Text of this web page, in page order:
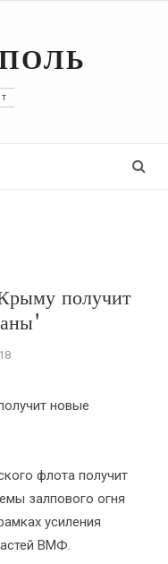
получит
флота получит
залпового огня
усиления
ВМФ.